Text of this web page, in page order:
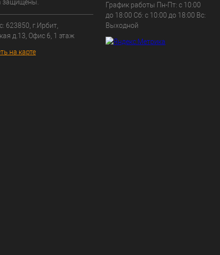
защищены.
623850, г.Ирбит,
д.13, Офис 6, 1 этаж
на карте
График работы Пн-Пт: с 10:00
до 18:00 Сб: с 10:00 до 18:00 Вс:
Выходной